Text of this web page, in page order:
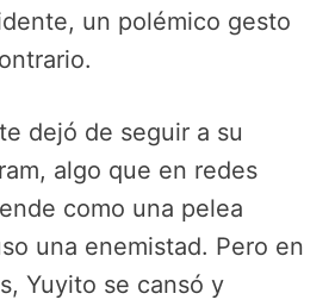
un polémico gesto
dejó de seguir a su
algo que en redes
como una pelea
una enemistad. Pero en
Yuyito se cansó y